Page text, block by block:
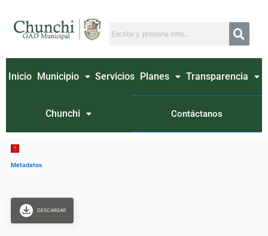
contenido
Inicio Municipio Servicios Planes Transparencia
Chunchi Contáctanos
Metadatos
DESCARGAR